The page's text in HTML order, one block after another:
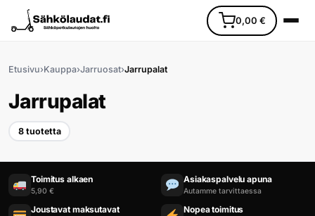
0,00 €
Etusivu
Ajoneuvot
Etusivu›Kauppa›Jarruosat›Jarrupalat
Jarrupalat
8 tuotetta
Toimitus alkaen
5,90 €
Asiakaspalvelu apuna
Autamme tarvittaessa
Joustavat maksutavat Nopea toimitus